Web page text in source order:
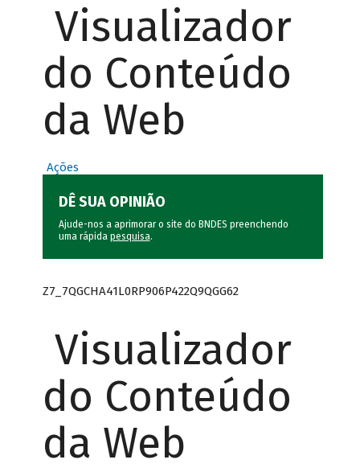
Visualizador
do Conteúdo
da Web
Ações
DÊ SUA OPINIÃO
Ajude-nos a aprimorar o site do BNDES preenchendo
uma rápida pesquisa.
Z7_7QGCHA41L0RP906P422Q9QGG62
Visualizador
do Conteúdo
da Web